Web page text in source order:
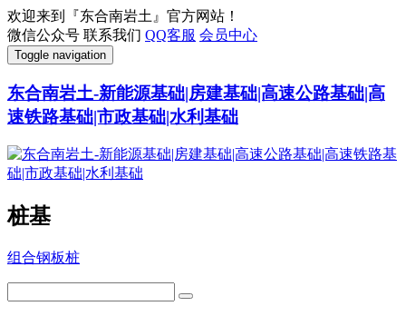
欢迎来到『东合南岩土』官方网站！
微信公众号 联系我们 QQ客服 会员中心
Toggle navigation
东合南岩土-新能源基础|房建基础|高速公路基础|高
速铁路基础|市政基础|水利基础
桩基
组合钢板桩